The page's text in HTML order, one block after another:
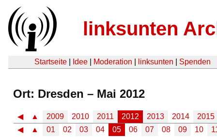
linksunten
Startseite Idee Moderation linksunten Spenden
Ort: Dresden – Mai 2012
◀ ▲ 2009 2010 2011 2012 2013 2014
2015
◀
▲ 01 02 03 04 05 06 07 08 09 10